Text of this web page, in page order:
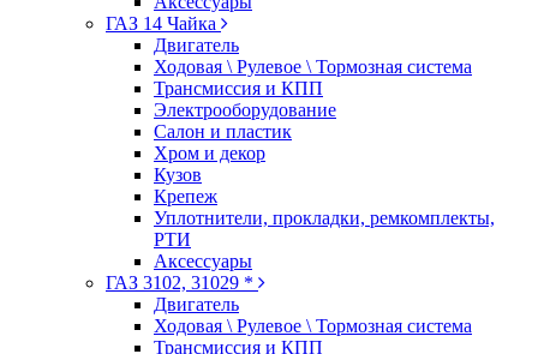
ГАЗ 14 Чайка
Двигатель
Ходовая \ Рулевое \ Тормозная система
Трансмиссия и КПП
Электрооборудование
Салон и пластик
Хром и декор
Кузов
Крепеж
Уплотнители, прокладки, ремкомплекты,
РТИ
Аксессуары
ГАЗ 3102, 31029 *
Двигатель
Ходовая \ Рулевое \ Тормозная система
Трансмиссия и КПП